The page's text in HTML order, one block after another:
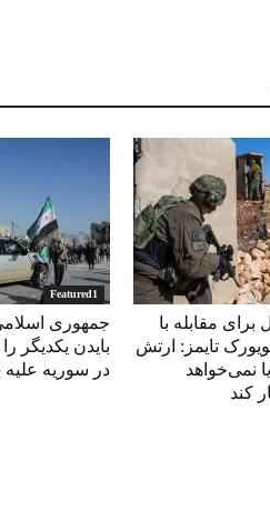
Featured1
جمهوری
بایدن یکدیگر
در سوریه علیه
برای مقابله با
تایمز: ارتش
نمی‌خواهد
کند